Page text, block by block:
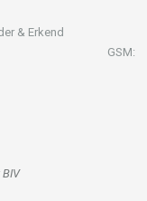
Erkend
– België GSM: